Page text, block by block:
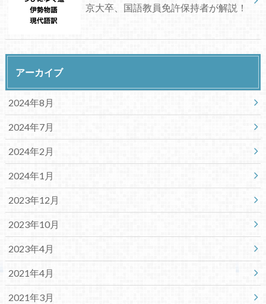
京大卒、国語教員免許保持者が解説！
アーカイブ
2024年8月
2024年7月
2024年2月
2024年1月
2023年12月
2023年10月
2023年4月
2021年4月
2021年3月